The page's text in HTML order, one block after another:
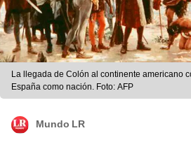
La llegada de Colón al continente americano
España como nación. Foto: AFP
Mundo LR